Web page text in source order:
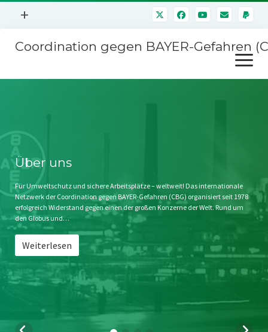
Menü
+
Mitmachen
Kontakt
Impressum
Störfälle
Coordination gegen BAYER-Gefahren
Menü
öffnen
Stichwort BAYER
Jahrestagung
SPENDEN
Über uns
Für Umweltschutz und sichere Arbeitsplätze – weltweit! Das internationale
Netzwerk der Coordination gegen BAYER-Gefahren (CBG) organisiert seit 1978
erfolgreich Widerstand gegen einen der großen Konzerne der Welt. Rund um
den Globus und…
Weiterlesen